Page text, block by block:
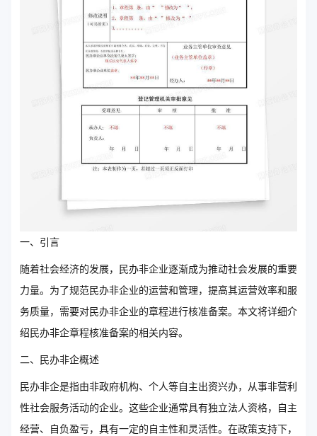
一、引言
随着社会经济的发展，民办非企业逐渐成为推动社会发展的重要
力量。为了规范民办非企业的运营和管理，提高其运营效率和服
务质量，需要对民办非企业的章程进行核准备案。本文将详细介
绍民办非企章程核准备案的相关内容。
二、民办非企概述
民办非企是指由非政府机构、个人等自主出资兴办，从事非营利
性社会服务活动的企业。这些企业通常具有独立法人资格，自主
经营、自负盈亏，具有一定的自主性和灵活性。在政策支持下，